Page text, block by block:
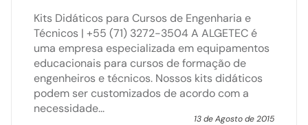
Kits Didáticos para Cursos de Engenharia e
Técnicos | +55 (71) 3272-3504 A ALGETEC é
uma empresa especializada em equipamentos
educacionais para cursos de formação de
engenheiros e técnicos. Nossos kits didáticos
podem ser customizados de acordo com a
necessidade...
13 de Agosto de 2015